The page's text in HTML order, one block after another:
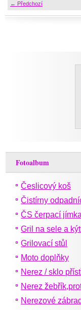
← Předchozí
Fotoalbum
Česlicový koš
Čistírny
ČS čerpací jímka
Gril na sele a
Grilovací stůl
Moto doplňky
Nerez / sklo
Nerez
Nerezové